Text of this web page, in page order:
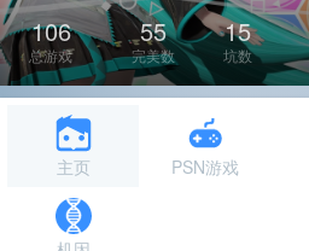
106
总游戏
55
完美数
15
坑数
主页 PSN游戏